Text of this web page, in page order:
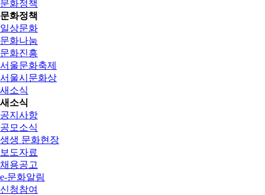
문화정책
문화정책
일상문화
문화나눔
문화진흥
서울문화축제
서울시문화상
새소식
새소식
공지사항
공모소식
생생 문화현장
보도자료
채용공고
e-문화알림
신청참여